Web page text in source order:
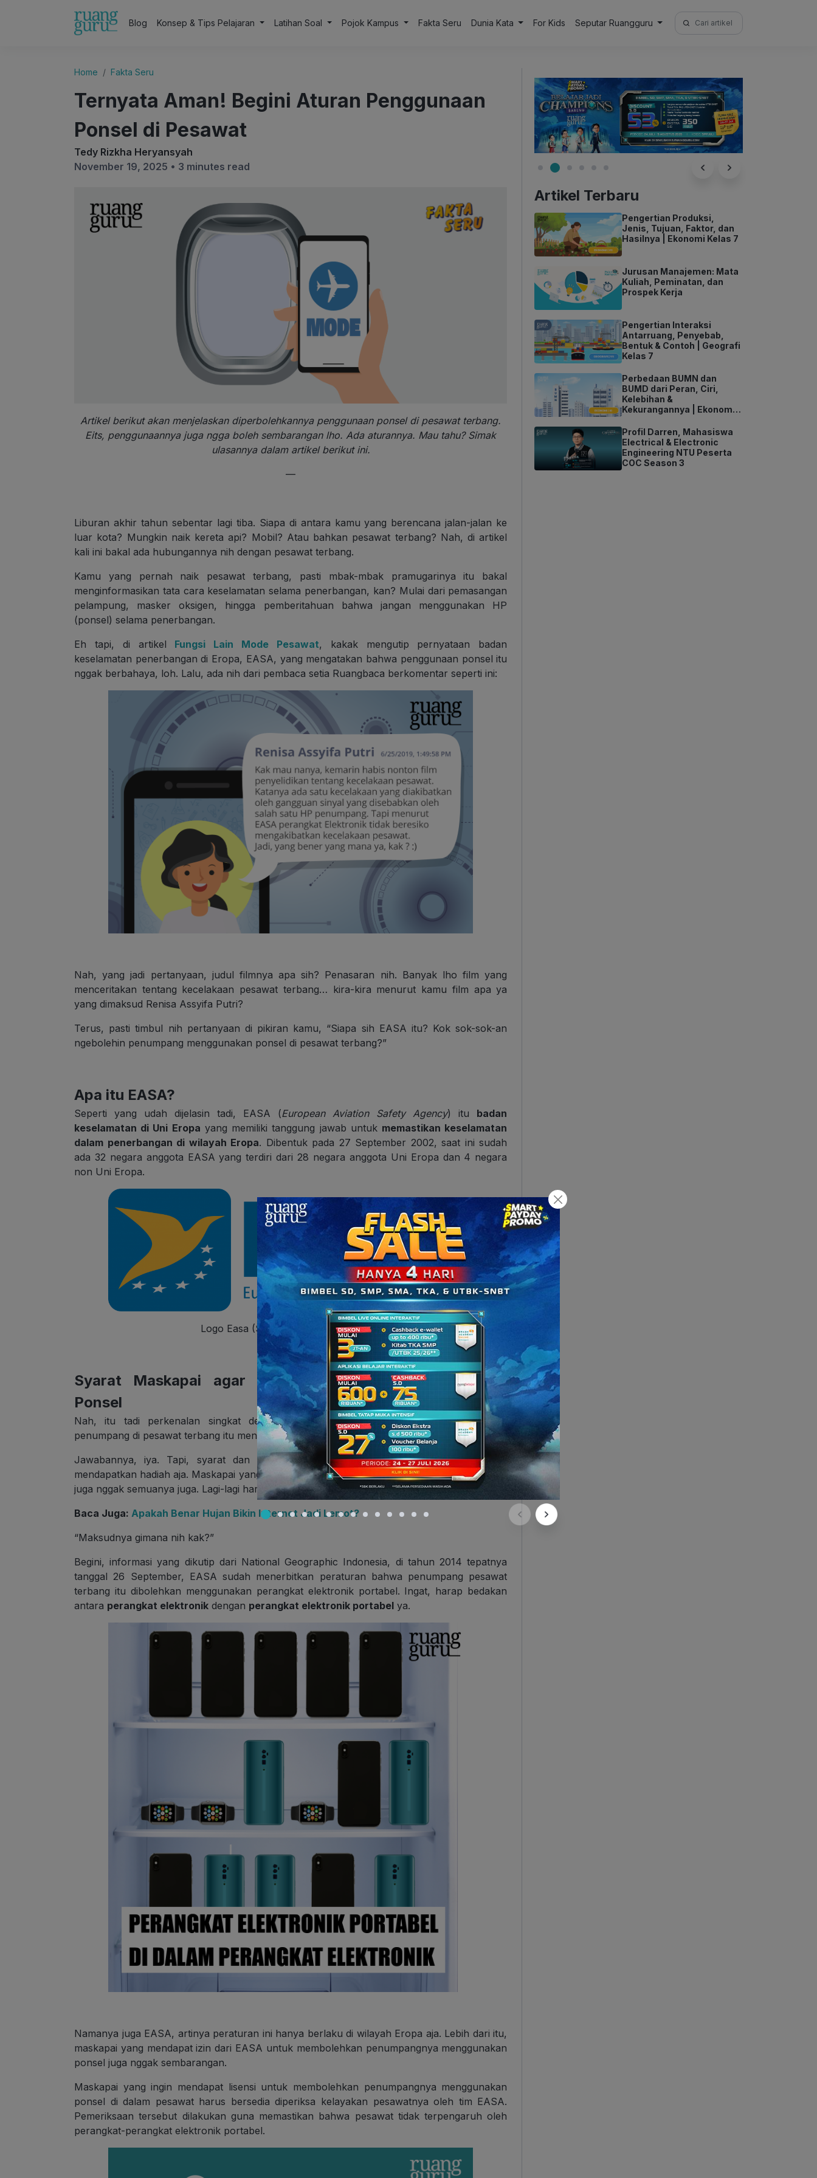
Blog Konsep & Tips Pelajaran Latihan Soal Pojok Kampus Fakta Seru Dunia Kata For Kids Seputar Ruangguru
Search
for:
Home Fakta Seru
Ternyata Aman! Begini Aturan Penggunaan
Ponsel di Pesawat
Tedy Rizkha Heryansyah
November 19, 2025 • 3 minutes read
Artikel berikut akan menjelaskan diperbolehkannya penggunaan ponsel di pesawat terbang.
Eits, penggunaannya juga ngga boleh sembarangan lho. Ada aturannya. Mau tahu? Simak
ulasannya dalam artikel berikut ini.
—
Liburan akhir tahun sebentar lagi tiba. Siapa di antara kamu yang berencana jalan-jalan ke
luar kota? Mungkin naik kereta api? Mobil? Atau bahkan pesawat terbang? Nah, di artikel
kali ini bakal ada hubungannya nih dengan pesawat terbang.
Kamu yang pernah naik pesawat terbang, pasti mbak-mbak pramugarinya itu bakal
menginformasikan tata cara keselamatan selama penerbangan, kan? Mulai dari pemasangan
pelampung, masker oksigen, hingga pemberitahuan bahwa jangan menggunakan HP
(ponsel) selama penerbangan.
Eh tapi, di artikel Fungsi Lain Mode Pesawat, kakak mengutip pernyataan badan
keselamatan penerbangan di Eropa, EASA, yang mengatakan bahwa penggunaan ponsel itu
nggak berbahaya, loh. Lalu, ada nih dari pembaca setia Ruangbaca berkomentar seperti ini:
Nah, yang jadi pertanyaan, judul filmnya apa sih? Penasaran nih. Banyak lho film yang
menceritakan tentang kecelakaan pesawat terbang… kira-kira menurut kamu film apa ya
yang dimaksud Renisa Assyifa Putri?
Terus, pasti timbul nih pertanyaan di pikiran kamu, “Siapa sih EASA itu? Kok sok-sok-an
ngebolehin penumpang menggunakan ponsel di pesawat terbang?”
Apa itu EASA?
Seperti yang udah dijelasin tadi, EASA (European Aviation Safety Agency) itu badan
keselamatan di Uni Eropa yang memiliki tanggung jawab untuk memastikan keselamatan
dalam penerbangan di wilayah Eropa. Dibentuk pada 27 September 2002, saat ini sudah
ada 32 negara anggota EASA yang terdiri dari 28 negara anggota Uni Eropa dan 4 negara
non Uni Eropa.
Logo Easa (Sumber: elmsaviation.com)
Syarat Maskapai agar Penumpang Boleh Menggunakan
Ponsel
Nah, itu tadi perkenalan singkat dengan EASA. Lalu, apa benar EASA ngebolehin
penumpang di pesawat terbang itu menggunakan ponselnya?
Jawabannya, iya. Tapi, syarat dan ketentuan berlaku. Ya semacam peraturan dalam
mendapatkan hadiah aja. Maskapai yang memperbolehkan penumpang menggunakan ponsel
juga nggak semuanya juga. Lagi-lagi harus minta izin dulu sama EASA.
Baca Juga: Apakah Benar Hujan Bikin Internet Jadi Lemot?
“Maksudnya gimana nih kak?”
Begini, informasi yang dikutip dari National Geographic Indonesia, di tahun 2014 tepatnya
tanggal 26 September, EASA sudah menerbitkan peraturan bahwa penumpang pesawat
terbang itu dibolehkan menggunakan perangkat elektronik portabel. Ingat, harap bedakan
antara perangkat elektronik dengan perangkat elektronik portabel ya.
Namanya juga EASA, artinya peraturan ini hanya berlaku di wilayah Eropa aja. Lebih dari itu,
maskapai yang mendapat izin dari EASA untuk membolehkan penumpangnya menggunakan
ponsel juga nggak sembarangan.
Maskapai yang ingin mendapat lisensi untuk membolehkan penumpangnya menggunakan
ponsel di dalam pesawat harus bersedia diperiksa kelayakan pesawatnya oleh tim EASA.
Pemeriksaan tersebut dilakukan guna memastikan bahwa pesawat tidak terpengaruh oleh
perangkat-perangkat elektronik portabel.
Artikel Terbaru
Pengertian Produksi,
Jenis, Tujuan, Faktor, dan
Hasilnya | Ekonomi Kelas 7
Jurusan Manajemen: Mata
Kuliah, Peminatan, dan
Prospek Kerja
Pengertian Interaksi
Antarruang, Penyebab,
Bentuk & Contoh | Geografi
Kelas 7
Perbedaan BUMN dan
BUMD dari Peran, Ciri,
Kelebihan &
Kekurangannya | Ekonomi
Profil Darren, Mahasiswa
Electrical & Electronic
Engineering NTU Peserta
COC Season 3